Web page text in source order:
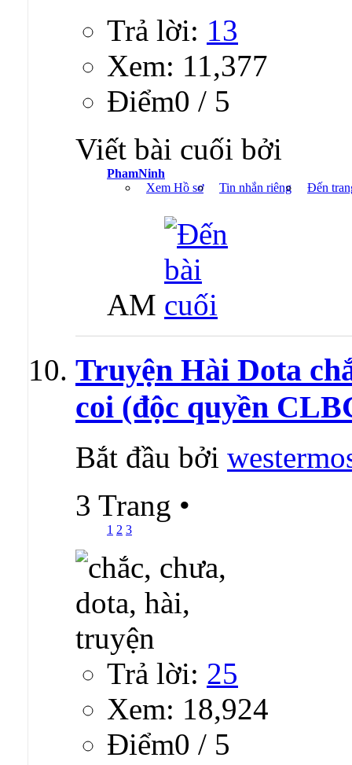
Trả lời: 13
Xem: 11,377
Ðiểm0 / 5
Viết bài cuối bởi
PhamNinh
Xem Hồ sơ
Tin nhắn riêng Đến
AM
Truyện Hài Dota
coi (độc quyền
Bắt đầu bởi
3 Trang •
1 2 3
Trả lời: 25
Xem: 18,924
Ðiểm0 / 5